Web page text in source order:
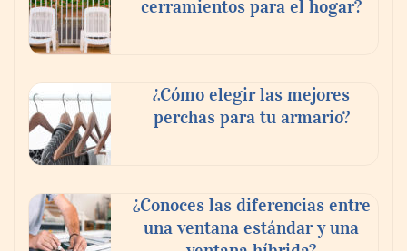
cerramientos para el hogar?
¿Cómo elegir las mejores
perchas para tu armario?
¿Conoces las diferencias entre
una ventana estándar y una